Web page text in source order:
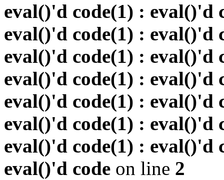
eval()'d code(1) : eval()'d
eval()'d code(1) : eval()'d
eval()'d code(1) : eval()'d
eval()'d code(1) : eval()'d
eval()'d code(1) : eval()'d
eval()'d code(1) : eval()'d
eval()'d code(1) : eval()'d
eval()'d code on line 2